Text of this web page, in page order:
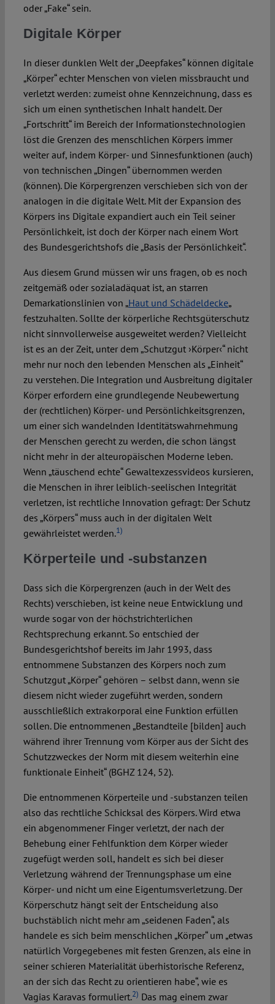
oder „Fake“ sein.
Digitale Körper
In dieser dunklen Welt der „Deepfakes“ können digitale
„Körper“ echter Menschen von vielen missbraucht und
verletzt werden: zumeist ohne Kennzeichnung, dass es
sich um einen synthetischen Inhalt handelt. Der
„Fortschritt“ im Bereich der Informationstechnologien
löst die Grenzen des menschlichen Körpers immer
weiter auf, indem Körper- und Sinnesfunktionen (auch)
von technischen „Dingen“ übernommen werden
(können). Die Körpergrenzen verschieben sich von der
analogen in die digitale Welt. Mit der Expansion des
Körpers ins Digitale expandiert auch ein Teil seiner
Persönlichkeit, ist doch der Körper nach einem Wort
des Bundesgerichtshofs die „Basis der Persönlichkeit“.
Aus diesem Grund müssen wir uns fragen, ob es noch
zeitgemäß oder sozialadäquat ist, an starren
Demarkationslinien von „Haut und Schädeldecke„
festzuhalten. Sollte der körperliche Rechtsgüterschutz
nicht sinnvollerweise ausgeweitet werden? Vielleicht
ist es an der Zeit, unter dem „Schutzgut ›Körper‹“ nicht
mehr nur noch den lebenden Menschen als „Einheit“
zu verstehen. Die Integration und Ausbreitung digitaler
Körper erfordern eine grundlegende Neubewertung
der (rechtlichen) Körper- und Persönlichkeitsgrenzen,
um einer sich wandelnden Identitätswahrnehmung
der Menschen gerecht zu werden, die schon längst
nicht mehr in der alteuropäischen Moderne leben.
Wenn „täuschend echte“ Gewaltexzessvideos kursieren,
die Menschen in ihrer leiblich-seelischen Integrität
verletzen, ist rechtliche Innovation gefragt: Der Schutz
des „Körpers“ muss auch in der digitalen Welt
gewährleistet werden.1)
Körperteile und -substanzen
Dass sich die Körpergrenzen (auch in der Welt des
Rechts) verschieben, ist keine neue Entwicklung und
wurde sogar von der höchstrichterlichen
Rechtsprechung erkannt. So entschied der
Bundesgerichtshof bereits im Jahr 1993, dass
entnommene Substanzen des Körpers noch zum
Schutzgut „Körper“ gehören – selbst dann, wenn sie
diesem nicht wieder zugeführt werden, sondern
ausschließlich extrakorporal eine Funktion erfüllen
sollen. Die entnommenen „Bestandteile [bilden] auch
während ihrer Trennung vom Körper aus der Sicht des
Schutzzweckes der Norm mit diesem weiterhin eine
funktionale Einheit“ (BGHZ 124, 52).
Die entnommenen Körperteile und -substanzen teilen
also das rechtliche Schicksal des Körpers. Wird etwa
ein abgenommener Finger verletzt, der nach der
Behebung einer Fehlfunktion dem Körper wieder
zugefügt werden soll, handelt es sich bei dieser
Verletzung während der Trennungsphase um eine
Körper- und nicht um eine Eigentumsverletzung. Der
Körperschutz hängt seit der Entscheidung also
buchstäblich nicht mehr am „seidenen Faden“, als
handele es sich beim menschlichen „Körper“ um „etwas
natürlich Vorgegebenes mit festen Grenzen, als eine in
seiner schieren Materialität überhistorische Referenz,
an der sich das Recht zu orientieren habe“, wie es
Vagias Karavas formuliert.2) Das mag einem zwar